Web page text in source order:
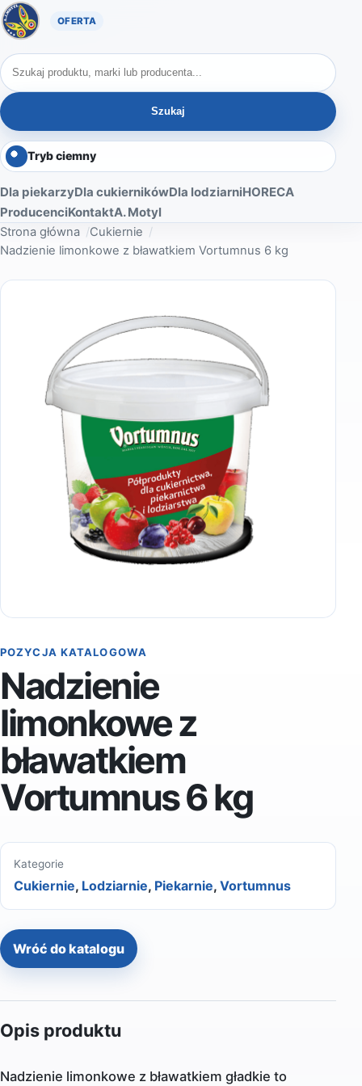
Oferta A. Motyl
Szukaj produktów
Szukaj
Tryb ciemny
Dla piekarzyDla cukiernikówDla lodziarniHORECA
ProducenciKontaktA. Motyl
Strona główna
Cukiernie
Nadzienie limonkowe z bławatkiem Vortumnus 6 kg
POZYCJA KATALOGOWA
Nadzienie
limonkowe z
bławatkiem
Vortumnus 6 kg
Kategorie
Cukiernie, Lodziarnie, Piekarnie, Vortumnus
Wróć do katalogu
Opis produktu
Nadzienie limonkowe z bławatkiem gładkie to